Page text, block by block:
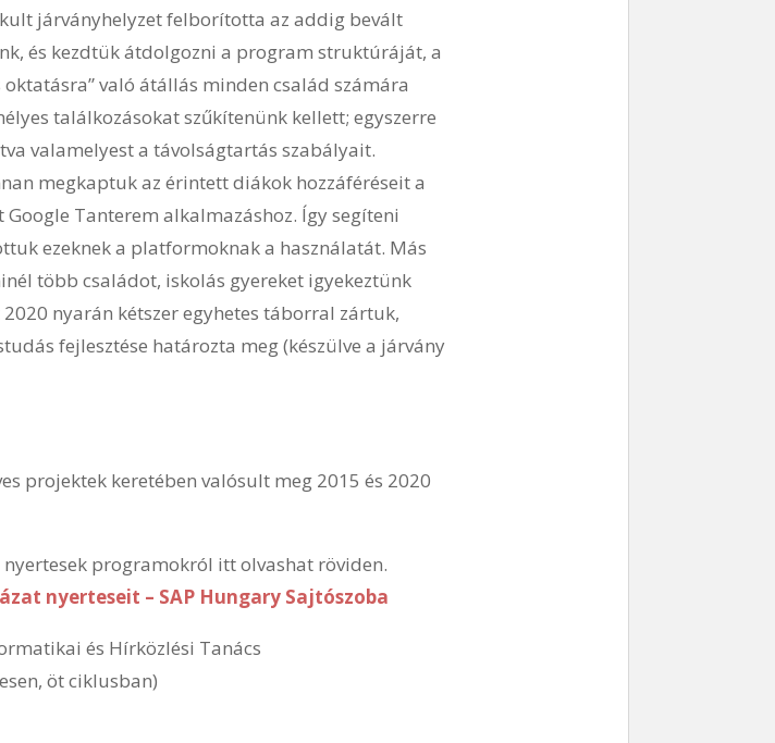
járványhelyzet felborította az addig bevált
és kezdtük átdolgozni a program struktúráját, a
való átállás minden család számára
találkozásokat szűkítenünk kellett; egyszerre
valamelyest a távolságtartás szabályait.
megkaptuk az érintett diákok hozzáféréseit a
Tanterem alkalmazáshoz. Így segíteni
ezeknek a platformoknak a használatát. Más
több családot, iskolás gyereket igyekeztünk
nyarán kétszer egyhetes táborral zártuk,
fejlesztése határozta meg (készülve a járvány
projektek keretében valósult meg 2015 és 2020
nyertesek programokról itt olvashat röviden.
nyerteseit – SAP Hungary Sajtószoba
és Hírközlési Tanács
öt ciklusban)